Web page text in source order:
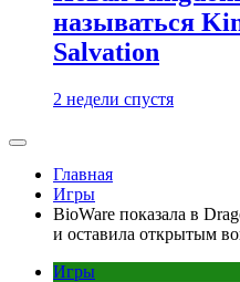
называться
Salvation
2 недели спустя
Главная
Игры
BioWare показала в
и оставила открытым
Игры